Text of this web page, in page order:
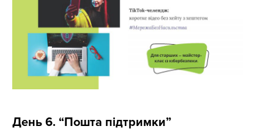
День 6. “Пошта підтримки”